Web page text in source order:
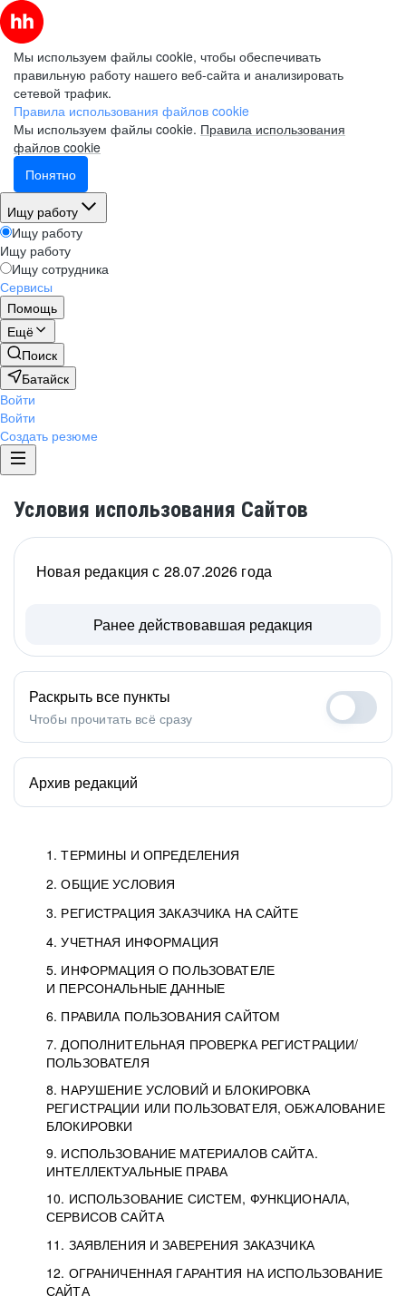
Мы используем файлы cookie, чтобы обеспечивать
правильную работу нашего веб-сайта и анализировать
сетевой трафик.
Правила использования файлов cookie
Мы используем файлы cookie. Правила использования
файлов cookie
Понятно
Ищу работу
Ищу работу
Ищу работу
Ищу сотрудника
Сервисы
Помощь
Ещё
Поиск
Батайск
Войти
Войти
Создать резюме
Условия использования Сайтов
1. ТЕРМИНЫ И ОПРЕДЕЛЕНИЯ
2. ОБЩИЕ УСЛОВИЯ
3. РЕГИСТРАЦИЯ ЗАКАЗЧИКА НА САЙТЕ
4. УЧЕТНАЯ ИНФОРМАЦИЯ
5. ИНФОРМАЦИЯ О ПОЛЬЗОВАТЕЛЕ
И ПЕРСОНАЛЬНЫЕ ДАННЫЕ
6. ПРАВИЛА ПОЛЬЗОВАНИЯ САЙТОМ
7. ДОПОЛНИТЕЛЬНАЯ ПРОВЕРКА РЕГИСТРАЦИИ/
ПОЛЬЗОВАТЕЛЯ
8. НАРУШЕНИЕ УСЛОВИЙ И БЛОКИРОВКА
РЕГИСТРАЦИИ ИЛИ ПОЛЬЗОВАТЕЛЯ, ОБЖАЛОВАНИЕ
БЛОКИРОВКИ
9. ИСПОЛЬЗОВАНИЕ МАТЕРИАЛОВ САЙТА.
ИНТЕЛЛЕКТУАЛЬНЫЕ ПРАВА
10. ИСПОЛЬЗОВАНИЕ СИСТЕМ, ФУНКЦИОНАЛА,
СЕРВИСОВ САЙТА
11. ЗАЯВЛЕНИЯ И ЗАВЕРЕНИЯ ЗАКАЗЧИКА
12. ОГРАНИЧЕННАЯ ГАРАНТИЯ НА ИСПОЛЬЗОВАНИЕ
САЙТА
Новая редакция с 28.07.2026 года
Ранее действовавшая редакция
Раскрыть все пункты
Чтобы прочитать всё сразу
Архив редакций